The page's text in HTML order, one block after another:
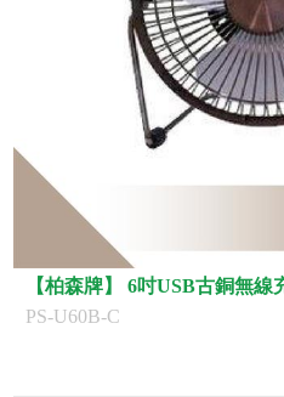
【柏森牌】 6吋USB古銅無線
PS-U60B-C